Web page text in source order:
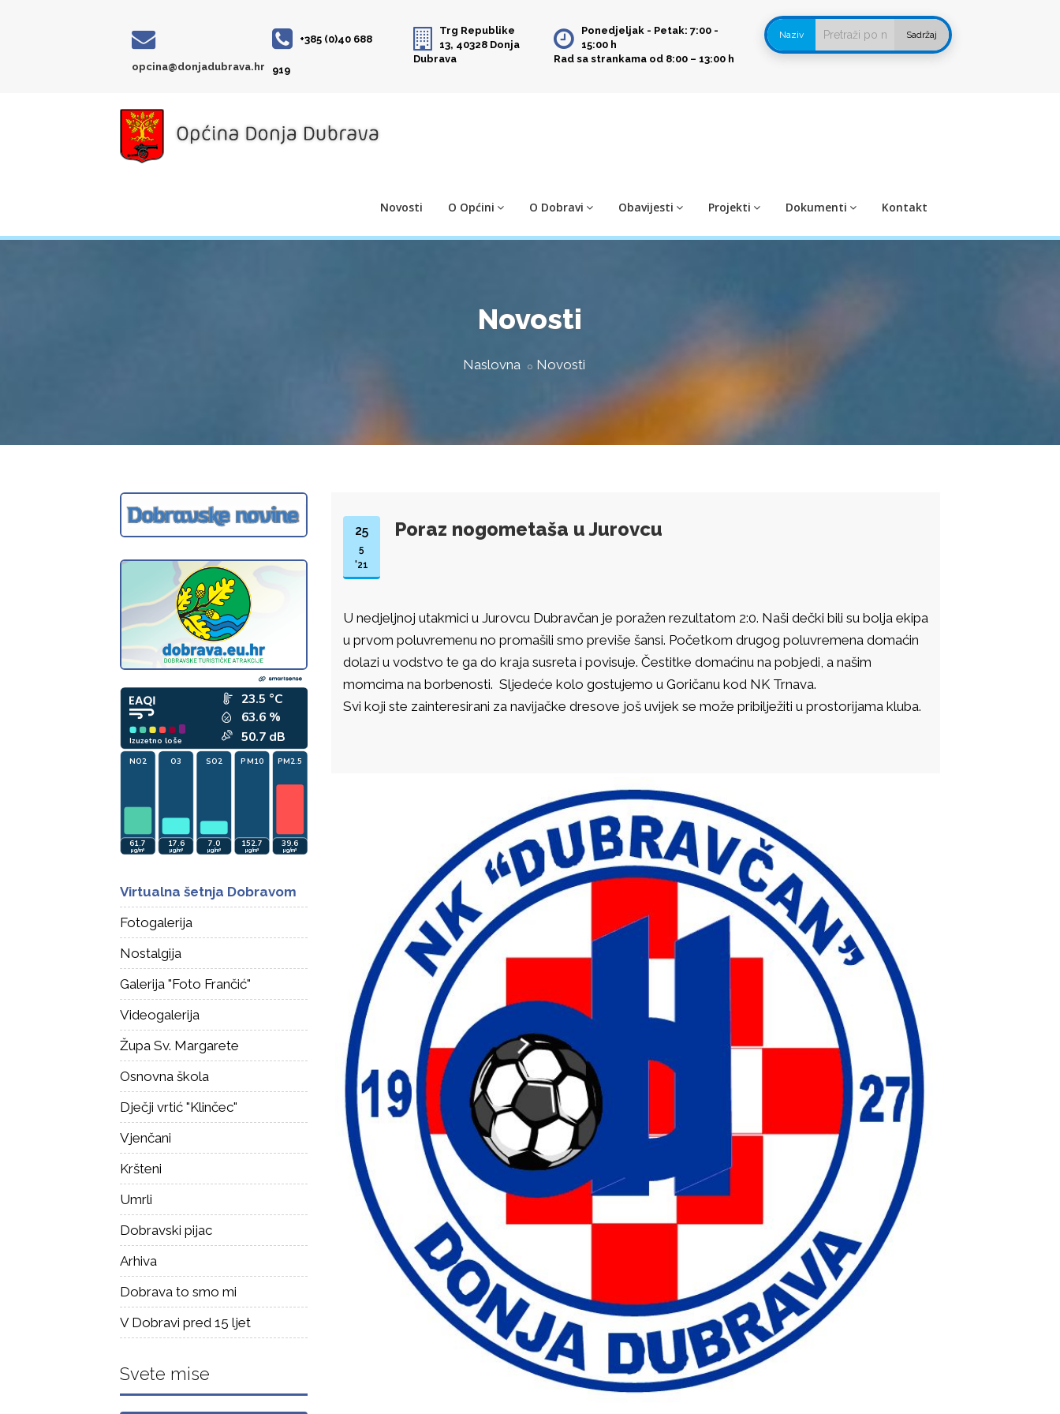
opcina@donjadubrava.hr
+385 (0)40 688
919
Trg Republike
13, 40328 Donja
Dubrava
Ponedjeljak - Petak: 7:00 -
15:00 h
Rad sa strankama od 8:00 – 13:00 h
Naziv Sadržaj
Novosti O Općini O Dobravi Obavijesti Projekti Dokumenti Kontakt
Novosti
Naslovna Novosti
25
5
'21
Poraz nogometaša u Jurovcu
U nedjeljnoj utakmici u Jurovcu Dubravčan je poražen rezultatom 2:0. Naši dečki bili su bolja ekipa
u prvom poluvremenu no promašili smo previše šansi. Početkom drugog poluvremena domaćin
dolazi u vodstvo te ga do kraja susreta i povisuje. Čestitke domaćinu na pobjedi, a našim
momcima na borbenosti. Sljedeće kolo gostujemo u Goričanu kod NK Trnava.
Svi koji ste zainteresirani za navijačke dresove još uvijek se može pribilježiti u prostorijama kluba.
Virtualna šetnja Dobravom
Fotogalerija
Nostalgija
Galerija "Foto Frančić"
Videogalerija
Župa Sv. Margarete
Osnovna škola
Dječji vrtić "Klinčec"
Vjenčani
Kršteni
Umrli
Dobravski pijac
Arhiva
Dobrava to smo mi
V Dobravi pred 15 ljet
Svete mise